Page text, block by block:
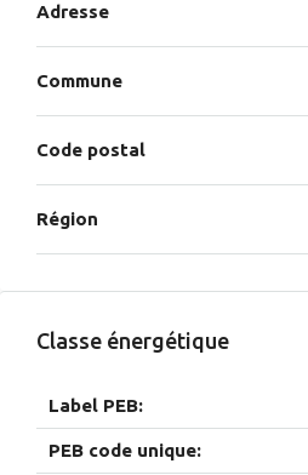
Adresse
Commune
Code postal
Région
Classe énergétique
Label PEB:
PEB code unique: